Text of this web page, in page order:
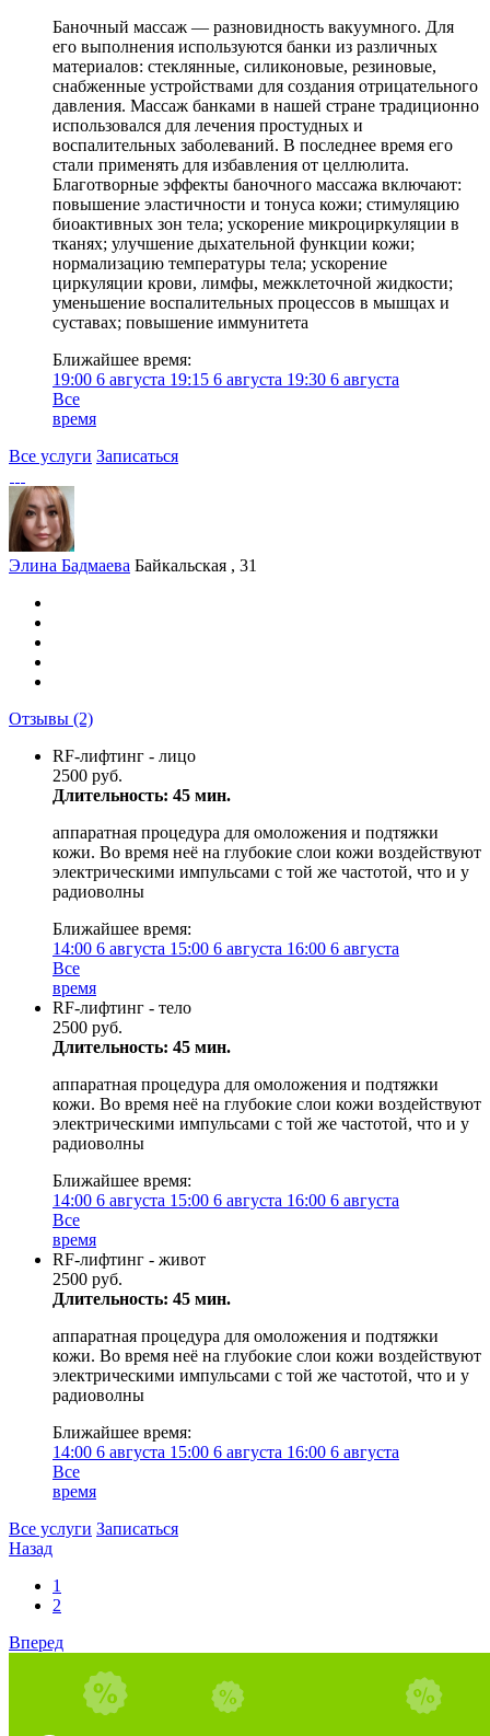
Баночный массаж — разновидность вакуумного. Для
его выполнения используются банки из различных
материалов: стеклянные, силиконовые, резиновые,
снабженные устройствами для создания отрицательного
давления. Массаж банками в нашей стране традиционно
использовался для лечения простудных и
воспалительных заболеваний. В последнее время его
стали применять для избавления от целлюлита.
Благотворные эффекты баночного массажа включают:
повышение эластичности и тонуса кожи; стимуляцию
биоактивных зон тела; ускорение микроциркуляции в
тканях; улучшение дыхательной функции кожи;
нормализацию температуры тела; ускорение
циркуляции крови, лимфы, межклеточной жидкости;
уменьшение воспалительных процессов в мышцах и
суставах; повышение иммунитета
Ближайшее время:
19:00 6 августа 19:15 6 августа 19:30 6 августа
Все
время
Все услуги Записаться
Элина Бадмаева Байкальская , 31
Отзывы (2)
RF-лифтинг - лицо
2500 руб.
Длительность: 45 мин.
аппаратная процедура для омоложения и подтяжки
кожи. Во время неё на глубокие слои кожи воздействуют
электрическими импульсами с той же частотой, что и у
радиоволны
Ближайшее время:
14:00 6 августа 15:00 6 августа 16:00 6 августа
Все
время
RF-лифтинг - тело
2500 руб.
Длительность: 45 мин.
аппаратная процедура для омоложения и подтяжки
кожи. Во время неё на глубокие слои кожи воздействуют
электрическими импульсами с той же частотой, что и у
радиоволны
Ближайшее время:
14:00 6 августа 15:00 6 августа 16:00 6 августа
Все
время
RF-лифтинг - живот
2500 руб.
Длительность: 45 мин.
аппаратная процедура для омоложения и подтяжки
кожи. Во время неё на глубокие слои кожи воздействуют
электрическими импульсами с той же частотой, что и у
радиоволны
Ближайшее время:
14:00 6 августа 15:00 6 августа 16:00 6 августа
Все
время
Все услуги Записаться
Назад
1
2
Вперед